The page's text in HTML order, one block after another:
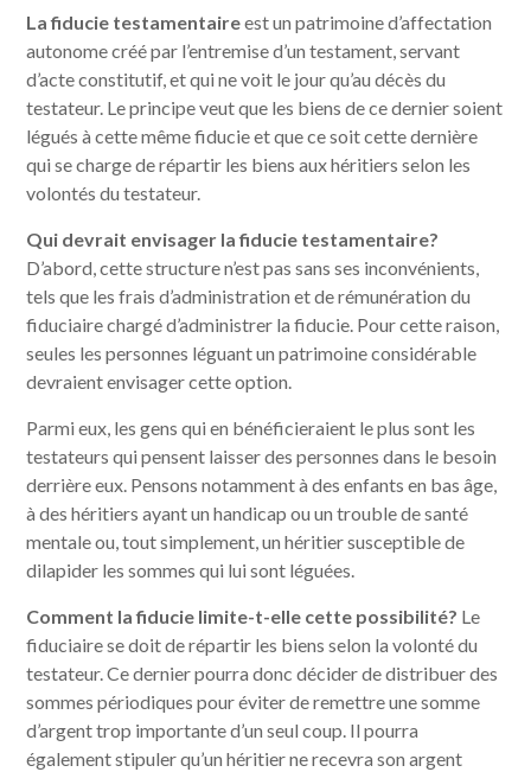
La fiducie testamentaireest un patrimoine d’affectation
autonome créé par l’entremise d’un testament, servant
d’acte constitutif, et qui ne voit le jour qu’au décès du
testateur. Le principe veut que les biens de ce dernier soient
légués à cette même fiducie et que ce soit cette dernière
qui se charge de répartir les biens aux héritiers selon les
volontés du testateur.
Qui devrait envisager la fiducie testamentaire?
D’abord, cette structure n’est pas sans ses inconvénients,
tels que les frais d’administration et de rémunération du
fiduciaire chargé d’administrer la fiducie. Pour cette raison,
seules les personnes léguant un patrimoine considérable
devraient envisager cette option.
Parmi eux, les gens qui en bénéficieraient le plus sont les
testateurs qui pensent laisser des personnes dans le besoin
derrière eux. Pensons notamment à des enfants en bas âge,
à des héritiers ayant un handicap ou un trouble de santé
mentale ou, tout simplement, un héritier susceptible de
dilapider les sommes qui lui sont léguées.
Comment la fiducie limite-t-elle cette possibilité? Le
fiduciaire se doit de répartir les biens selon la volonté du
testateur. Ce dernier pourra donc décider de distribuer des
sommes périodiques pour éviter de remettre une somme
d’argent trop importante d’un seul coup. Il pourra
également stipuler qu’un héritier ne recevra son argent